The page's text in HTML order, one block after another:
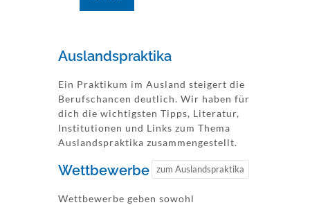
Auslandspraktika
Ein Praktikum im Ausland steigert die
Berufschancen deutlich. Wir haben für
dich die wichtigsten Tipps, Literatur,
Institutionen und Links zum Thema
Auslandspraktika zusammengestellt.
zum Auslandspraktika
Wettbewerbe
Wettbewerbe geben sowohl